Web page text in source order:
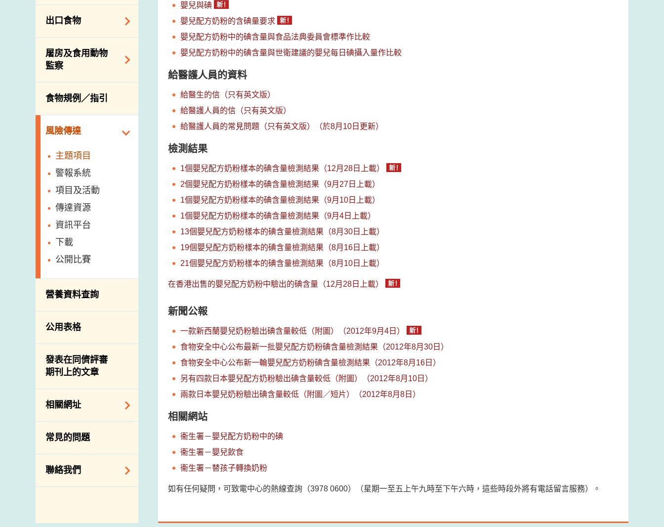
系統
基因改造食物
資料
食物安全之風險評
估
食物事故應變及管
理
食物消費量調查
消費者聯繫小組
食物進口商和食物
分銷商登記制度
絡內地有關當局
進口食物管制
口檢驗
出口食物
出口驗證
出口食物往內地
出口商及業界的消
息
屠房及食用動物
監察
規管農業化學物及
獸醫藥物在食用動
物上的使用
屠房及疾病監測
宰前檢驗
宰後檢驗
豬隻流感病毒監測
結果
屠房及肉類檢驗
食物規例／指引
風險傳達
主題項目
警報系統
項目及活動
傳達資源
資訊平台
下載
公開比賽
營養資料查詢
公用表格
發表在同儕評審
期刊上的文章
相關網址
相關政府部門／機
構
常見的問題
聯絡我們
地址及電話
嬰兒與碘
嬰兒配方奶粉的含碘量要求
嬰兒配方奶粉中的碘含量與食品法典委員會標準作比較
嬰兒配方奶粉中的碘含量與世衛建議的嬰兒每日碘攝入量作比較
給醫護人員的資料
給醫生的信（只有英文版）
給醫護人員的信（只有英文版）
給醫護人員的常見問題（只有英文版）（於8月10日更新）
檢測結果
1個嬰兒配方奶粉樣本的碘含量檢測結果（12月28日上載）
2個嬰兒配方奶粉樣本的碘含量檢測結果（9月27日上載）
1個嬰兒配方奶粉樣本的碘含量檢測結果（9月10日上載）
1個嬰兒配方奶粉樣本的碘含量檢測結果（9月4日上載）
13個嬰兒配方奶粉樣本的碘含量檢測結果（8月30日上載）
19個嬰兒配方奶粉樣本的碘含量檢測結果（8月16日上載）
21個嬰兒配方奶粉樣本的碘含量檢測結果（8月10日上載）
在香港出售的嬰兒配方奶粉中驗出的碘含量（12月28日上載）
新聞公報
一款新西蘭嬰兒奶粉驗出碘含量較低（附圖）（2012年9月4日）
食物安全中心公布最新一批嬰兒配方奶粉碘含量檢測結果（2012年8月30日）
食物安全中心公布新一輪嬰兒配方奶粉碘含量檢測結果（2012年8月16日）
另有四款日本嬰兒配方奶粉驗出碘含量較低（附圖）（2012年8月10日）
兩款日本嬰兒奶粉驗出碘含量較低（附圖／短片）（2012年8月8日）
相關網站
衞生署－嬰兒配方奶粉中的碘
衞生署－嬰兒飲食
衞生署－替孩子轉換奶粉
如有任何疑問，可致電中心的熱線查詢（3978 0600）（星期一至五上午九時至下午六時，這些時段外將有電話留言服務）。